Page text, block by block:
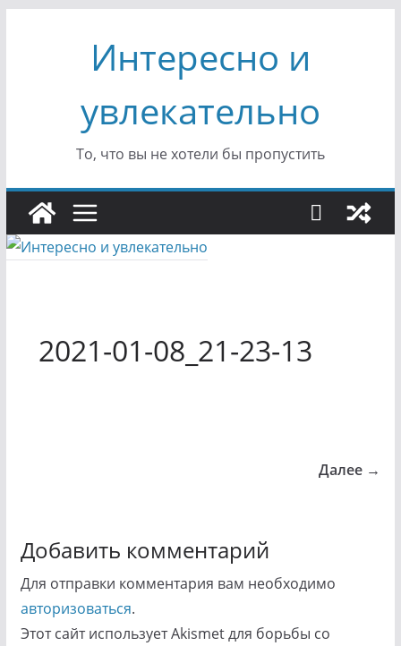
содержимомуИнтересно и
увлекательно
То, что вы не хотели бы пропустить
2021-01-08_21-23-13
Далее →
Добавить комментарий
Для отправки комментария вам необходимо
авторизоваться.
Этот сайт использует Akismet для борьбы со